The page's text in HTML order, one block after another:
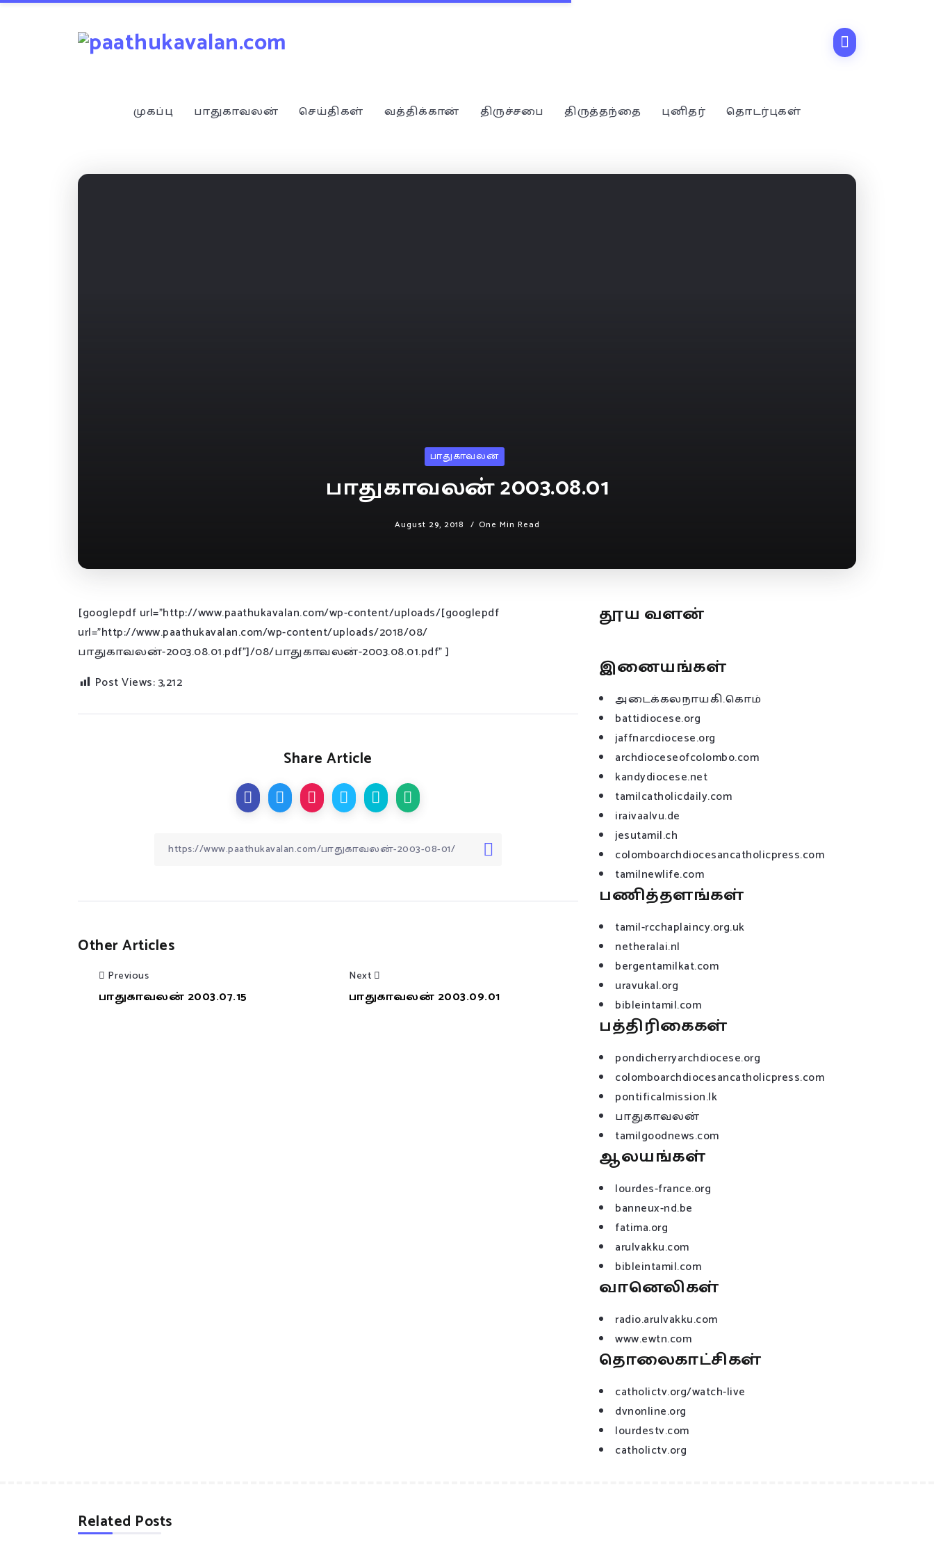
முகப்பு பாதுகாவலன் செய்திகள் வத்திக்கான் திருச்சபை திருத்தந்தை புனிதர் தொடர்புகள்
பாதுகாவலன்
பாதுகாவலன் 2003.08.01
August 29, 2018 One Min Read
[googlepdf url=”http://www.paathukavalan.com/wp-content/uploads/[googlepdf
url=”http://www.paathukavalan.com/wp-content/uploads/2018/08/
பாதுகாவலன்-2003.08.01.pdf”]/08/பாதுகாவலன்-2003.08.01.pdf” ]
Post Views:3,212
Share Article
Other Articles
Previous
பாதுகாவலன் 2003.07.15
Next
பாதுகாவலன் 2003.09.01
தூய வளன்
இனையங்கள்
அடைக்கலநாயகி.கொம்
battidiocese.org
jaffnarcdiocese.org
archdioceseofcolombo.com
kandydiocese.net
tamilcatholicdaily.com
iraivaalvu.de
jesutamil.ch
colomboarchdiocesancatholicpress.com
tamilnewlife.com
பணித்தளங்கள்
tamil-rcchaplaincy.org.uk
netheralai.nl
bergentamilkat.com
uravukal.org
bibleintamil.com
பத்திரிகைகள்
pondicherryarchdiocese.org
colomboarchdiocesancatholicpress.com
pontificalmission.lk
பாதுகாவலன்
tamilgoodnews.com
ஆலயங்கள்
lourdes-france.org
banneux-nd.be
fatima.org
arulvakku.com
bibleintamil.com
வானெலிகள்
radio.arulvakku.com
www.ewtn.com
தொலைகாட்சிகள்
catholictv.org/watch-live
dvnonline.org
lourdestv.com
catholictv.org
Related Posts